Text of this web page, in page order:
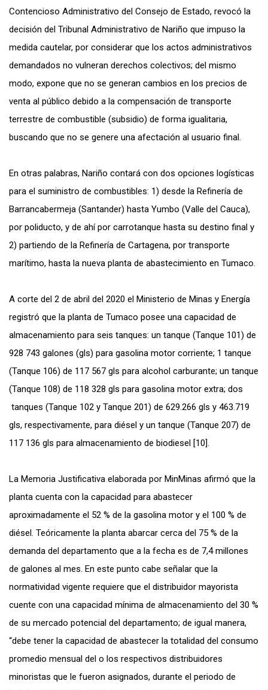
Contencioso Administrativo del Consejo de Estado, revocó la
decisión del Tribunal Administrativo de Nariño que impuso la
medida cautelar, por considerar que los actos administrativos
demandados no vulneran derechos colectivos; del mismo
modo, expone que no se generan cambios en los precios de
venta al público debido a la compensación de transporte
terrestre de combustible (subsidio) de forma igualitaria,
buscando que no se genere una afectación al usuario final.
En otras palabras, Nariño contará con dos opciones logísticas
para el suministro de combustibles: 1) desde la Refinería de
Barrancabermeja (Santander) hasta Yumbo (Valle del Cauca),
por poliducto, y de ahí por carrotanque hasta su destino final y
2) partiendo de la Refinería de Cartagena, por transporte
marítimo, hasta la nueva planta de abastecimiento en Tumaco.
A corte del 2 de abril del 2020 el Ministerio de Minas y Energía
registró que la planta de Tumaco posee una capacidad de
almacenamiento para seis tanques: un tanque (Tanque 101) de
928 743 galones (gls) para gasolina motor corriente; 1 tanque
(Tanque 106) de 117 567 gls para alcohol carburante; un tanque
(Tanque 108) de 118 328 gls para gasolina motor extra; dos
tanques (Tanque 102 y Tanque 201) de 629.266 gls y 463.719
gls, respectivamente, para diésel y un tanque (Tanque 207) de
117 136 gls para almacenamiento de biodiesel [10].
La Memoria Justificativa elaborada por MinMinas afirmó que la
planta cuenta con la capacidad para abastecer
aproximadamente el 52 % de la gasolina motor y el 100 % de
diésel. Teóricamente la planta abarcar cerca del 75 % de la
demanda del departamento que a la fecha es de 7,4 millones
de galones al mes. En este punto cabe señalar que la
normatividad vigente requiere que el distribuidor mayorista
cuente con una capacidad mínima de almacenamiento del 30 %
de su mercado potencial del departamento; de igual manera,
“debe tener la capacidad de abastecer la totalidad del consumo
promedio mensual del o los respectivos distribuidores
minoristas que le fueron asignados, durante el periodo de